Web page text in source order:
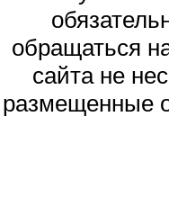
обращаться
сайта не
размещенные